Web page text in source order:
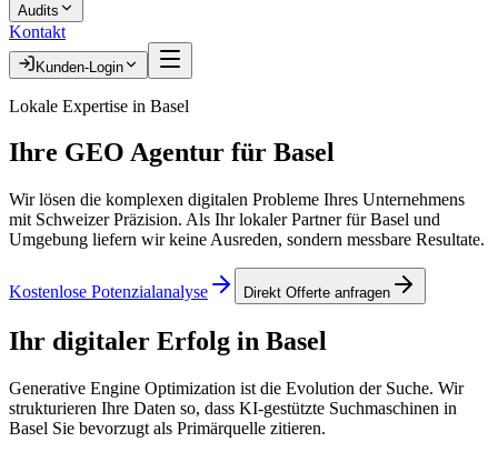
Audits
Kontakt
Kunden-Login
Lokale Expertise in Basel
Ihre GEO Agentur für Basel
Wir lösen die komplexen digitalen Probleme Ihres Unternehmens
mit Schweizer Präzision. Als Ihr lokaler Partner fürBasel und
Umgebung liefern wir keine Ausreden, sondern messbare Resultate.
Kostenlose Potenzialanalyse Direkt Offerte anfragen
Ihr digitaler Erfolg in Basel
Generative Engine Optimization ist die Evolution der Suche. Wir
strukturieren Ihre Daten so, dass KI-gestützte Suchmaschinen in
Basel Sie bevorzugt als Primärquelle zitieren.